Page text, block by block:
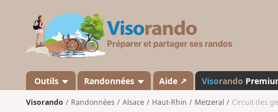
s
a
n
d
Outils Randonnées Aide ↗ Visorando
Visorando Randonnées Alsace Haut-Rhin Metzeral Circuit des